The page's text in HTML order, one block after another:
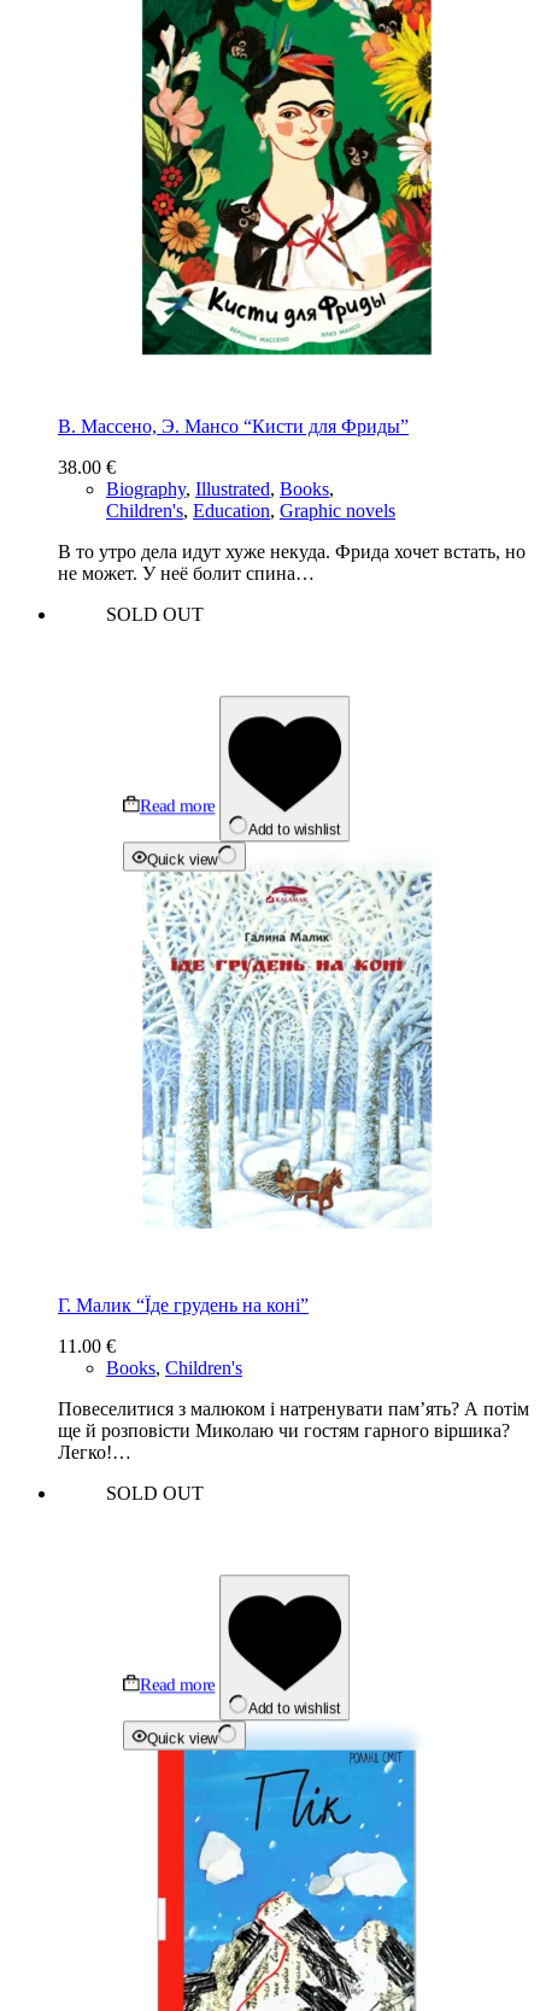
В. Массено, Э. Мансо “Кисти для Фриды”
38.00 €
Biography, Illustrated, Books,
Children's, Education, Graphic novels
В то утро дела идут хуже некуда. Фрида хочет встать, но
не может. У неё болит спина…
SOLD OUT
Read more
Add to wishlist
Quick view
Г. Малик “Їде грудень на коні”
11.00 €
Books, Children's
Повеселитися з малюком і натренувати пам’ять? А потім
ще й розповісти Миколаю чи гостям гарного віршика?
Легко!…
SOLD OUT
Read more
Add to wishlist
Quick view